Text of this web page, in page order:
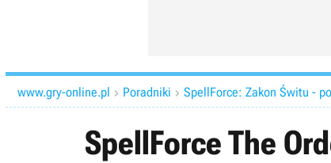
www.gry-online.pl  Poradniki  SpellForce: Zakon Świtu -
SpellForce The